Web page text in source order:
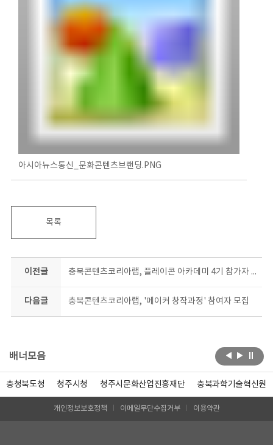
아시아뉴스통신_문화콘텐츠브랜딩.PNG
목록
이전글 충북콘텐츠코리아랩, 플레이콘 아카데미 4기 참가자 모집
다음글 충북콘텐츠코리아랩, '메이커 창작과정' 참여자 모집
배너모음
충청북도청 청주시청 청주시문화산업진흥재단 충북과학기술혁신원
개인정보보호정책 이메일무단수집거부 이용약관